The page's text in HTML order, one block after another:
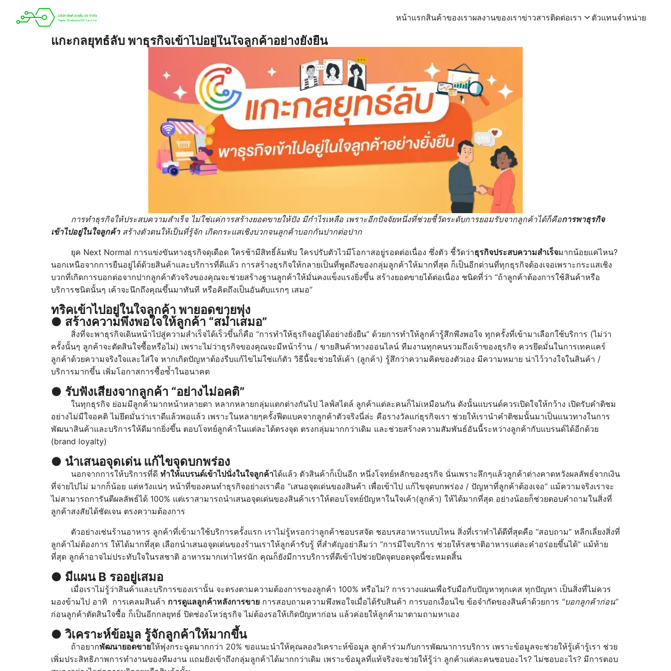
หน้าแรกสินค้าของเราผลงานของเราข่าวสารติดต่อเรา ตัวแทนจำหน่าย
แกะกลยุทธ์ลับ พาธุรกิจเข้าไปอยู่ในใจลูกค้าอย่างยั่งยืน
การทำธุรกิจให้ประสบความสำเร็จ ไม่ใช่แค่การสร้างยอดขายให้ปัง มีกำไรเหลือ เพราะอีกปัจจัยหนึ่งที่ช่วยชี้วัดระดับการยอมรับจากลูกค้าได้ก็คือการพาธุรกิจ
เข้าไปอยู่ในใจลูกค้าสร้างตัวตนให้เป็นที่รู้จัก เกิดกระแสเชิงบวกจนลูกค้าบอกกันปากต่อปาก
ยุค Next Normal การแข่งขันทางธุรกิจดุเดือด ใครช้ามีสิทธิ์ล้มพับ ใครปรับตัวไวมีโอกาสอยู่รอดต่อเนื่อง ซึ่งตัว ชี้วัดว่าธุรกิจประสบความสำเร็จมากน้อยแค่ไหน?
นอกเหนือจากการยืนอยู่ได้ด้วยสินค้าและบริการที่ดีแล้ว การสร้างธุรกิจให้กลายเป็นที่พูดถึงของกลุ่มลูกค้าให้มากที่สุด ก็เป็นอีกด่านที่ทุกธุรกิจต้องเจอเพราะกระแสเชิง
บวกที่เกิดการบอกต่อจากปากลูกค้าตัวจริงของคุณจะช่วยสร้างฐานลูกค้าให้มั่นคงแข็งแรงยิ่งขึ้น สร้างยอดขายได้ต่อเนื่อง ชนิดที่ว่า “ถ้าลูกค้าต้องการใช้สินค้าหรือ
บริการชนิดนั้นๆ เค้าจะนึกถึงคุณขึ้นมาทันที หรือคิดถึงเป็นอันดับแรกๆ เสมอ”
ทริคเข้าไปอยู่ในใจลูกค้า พายอดขายพุ่ง
● สร้างความพึงพอใจให้ลูกค้า “สม่ำเสมอ”
สิ่งที่จะพาธุรกิจเดินหน้าไปสู่ความสำเร็จได้เร็วขึ้นก็คือ “การทำให้ธุรกิจอยู่ได้อย่างยั่งยืน” ด้วยการทำให้ลูกค้ารู้สึกพึงพอใจ ทุกครั้งที่เข้ามาเลือกใช้บริการ (ไม่ว่า
ครั้งนั้นๆ ลูกค้าจะตัดสินใจซื้อหรือไม่) เพราะไม่ว่าธุรกิจของคุณจะมีหน้าร้าน / ขายสินค้าทางออนไลน์ ทีมงานทุกคนรวมถึงเจ้าของธุรกิจ ควรยึดมั่นในการเทคแคร์
ลูกค้าด้วยความจริงใจและใส่ใจ หากเกิดปัญหาต้องรีบแก้ไขไม่ใช่แก้ตัว วิธีนี้จะช่วยให้เค้า (ลูกค้า) รู้สึกว่าความคิดของตัวเอง มีความหมาย น่าไว้วางใจในสินค้า /
บริการมากขึ้น เพิ่มโอกาสการซื้อซ้ำในอนาคต
● รับฟังเสียงจากลูกค้า “อย่างไม่อคติ”
ในทุกธุรกิจ ย่อมมีลูกค้ามากหน้าหลายตา หลากหลายกลุ่มแตกต่างกันไป ไลฟ์สไตล์ ลูกค้าแต่ละคนก็ไม่เหมือนกัน ดังนั้นแบรนด์ควรเปิดใจให้กว้าง เปิดรับคำติชม
อย่างไม่มีใจอคติ ไม่ยึดมั่นว่าเราดีแล้วพอแล้ว เพราะในหลายๆครั้งฟีดแบคจากลูกค้าตัวจริงนี่ล่ะ คือรางวัลแก่ธุรกิจเรา ช่วยให้เรานำคำติชมนั้นมาเป็นแนวทางในการ
พัฒนาสินค้าและบริการให้ดีมากยิ่งขึ้น ตอบโจทย์ลูกค้าในแต่ละได้ตรงจุด ตรงกลุ่มมากกว่าเดิม และช่วยสร้างความสัมพันธ์อันนี้ระหว่างลูกค้ากับแบรนด์ได้อีกด้วย
(brand loyalty)
● นำเสนอจุดเด่น แก้ไขจุดบกพร่อง
นอกจากการให้บริการที่ดี ทำให้แบรนด์เข้าไปนั่งในใจลูกค้าได้แล้ว ตัวสินค้าก็เป็นอีก หนึ่งโจทย์หลักของธุรกิจ นั่นเพราะลึกๆแล้วลูกค้าต่างคาดหวังผลลัพธ์จากเงิน
ที่จ่ายไปไม่ มากก็น้อย แต่หวังแน่ๆ หน้าที่ของคนทำธุรกิจอย่างเราคือ “เสนอจุดเด่นของสินค้า เพื่อเข้าไป แก้ไขจุดบกพร่อง / ปัญหาที่ลูกค้าต้องเจอ” แม้ความจริงเราจะ
ไม่สามารถการันตีผลลัพธ์ได้ 100% แต่เราสามารถนำเสนอจุดเด่นของสินค้าเราให้ตอบโจทย์ปัญหาในใจเค้า(ลูกค้า) ให้ได้มากที่สุด อย่างน้อยก็ช่วยตอบคำถามในสิ่งที่
ลูกค้าสงสัยได้ชัดเจน ตรงความต้องการ
ตัวอย่างเช่นร้านอาหาร ลูกค้าที่เข้ามาใช้บริการครั้งแรก เราไม่รู้หรอกว่าลูกค้าชอบรสจัด ชอบรสอาหารแบบไหน สิ่งที่เราทำได้ดีที่สุดคือ “สอบถาม” หลีกเลี่ยงสิ่งที่
ลูกค้าไม่ต้องการ ให้ได้มากที่สุด เลือกนำเสนอจุดเด่นของร้านเราให้ลูกค้ารับรู้ ที่สำคัญอย่าลืมว่า “การมีใจบริการ ช่วยให้รสชาติอาหารแต่ละคำอร่อยขึ้นได้” แม้ท้าย
ที่สุด ลูกค้าอาจไม่ประทับใจในรสชาติ อาหารมากเท่าไหร่นัก คุณก็ยังมีการบริการที่ดีเข้าไปช่วยปิดจุดบอดจุดนี้ซะหมดสิ้น
● มีแผน B รออยู่เสมอ
เมื่อเราไม่รู้ว่าสินค้าและบริการของเรานั้น จะตรงตามความต้องการของลูกค้า 100% หรือไม่? การวางแผนเพื่อรับมือกับปัญหาทุกเคส ทุกปัญหา เป็นสิ่งที่ไม่ควร
มองข้ามไป อาทิ การเคลมสินค้า การดูแลลูกค้าหลังการขาย การสอบถามความพึงพอใจเมื่อได้รับสินค้า การบอกเงื่อนไข ข้อจำกัดของสินค้าด้วยการ “บอกลูกค้าก่อน”
ก่อนลูกค้าตัดสินใจซื้อ ก็เป็นอีกกลยุทธ์ ปิดช่องโหว่ธุรกิจ ไม่ต้องรอให้เกิดปัญหาก่อน แล้วค่อยให้ลูกค้ามาตามถามหาเอง
● วิเคราะห์ข้อมูล รู้จักลูกค้าให้มากขึ้น
ถ้าอยากพัฒนายอดขายให้พุ่งกระฉูดมากกว่า 20% ขอแนะนำให้คุณลองวิเคราะห์ข้อมูล ลูกค้าร่วมกับการพัฒนาการบริการ เพราะข้อมูลจะช่วยให้รู้เค้ารู้เรา ช่วย
เพิ่มประสิทธิภาพการทำงานของทีมงาน แถมยังเข้าถึงกลุ่มลูกค้าได้มากกว่าเดิม เพราะข้อมูลที่แท้จริงจะช่วยให้รู้ว่า ลูกค้าแต่ละคนชอบอะไร? ไม่ชอบอะไร? มีการตอบ